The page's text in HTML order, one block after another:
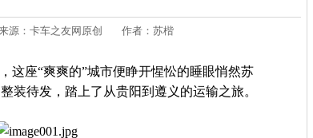
源：卡车之友网原创 作者：苏楷
这座“爽爽的”城市便睁开惺忪的睡眼悄然苏
装待发，踏上了从贵阳到遵义的运输之旅。